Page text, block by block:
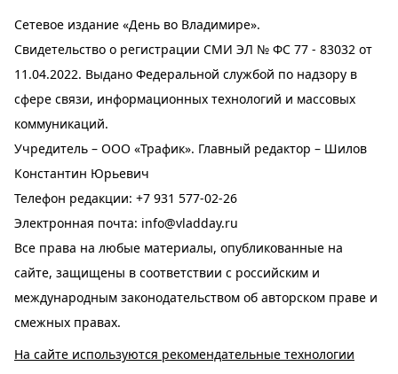
Сетевое издание «День во Владимире».
Свидетельство о регистрации СМИ ЭЛ № ФС 77 - 83032 от
11.04.2022. Выдано Федеральной службой по надзору в
сфере связи, информационных технологий и массовых
коммуникаций.
Учредитель – ООО «Трафик». Главный редактор – Шилов
Константин Юрьевич
Телефон редакции: +7 931 577-02-26
Электронная почта: info@vladday.ru
Все права на любые материалы, опубликованные на
сайте, защищены в соответствии с российским и
международным законодательством об авторском праве и
смежных правах.
На сайте используются рекомендательные технологии